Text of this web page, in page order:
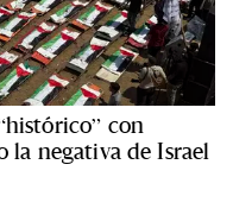
con
la negativa de Israel